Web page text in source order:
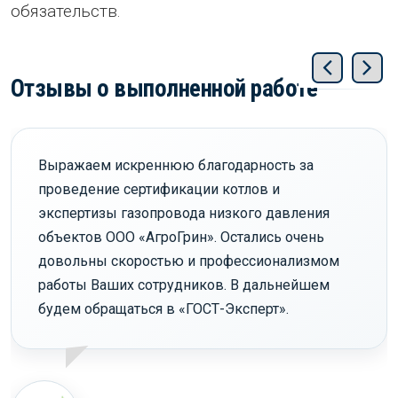
обязательств.
Отзывы о выполненной работе
Выражаем искреннюю благодарность за
проведение сертификации котлов и
экспертизы газопровода низкого давления
объектов ООО «АгроГрин». Остались очень
довольны скоростью и профессионализмом
работы Ваших сотрудников. В дальнейшем
будем обращаться в «ГОСТ-Эксперт».